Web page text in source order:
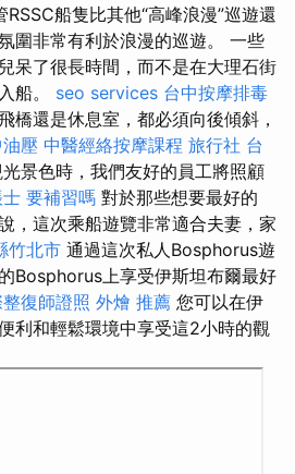
RSSC船隻比其他“高峰浪漫”巡遊還
圍非常有利於浪漫的巡遊。 一些
呆了很長時間，而不是在大理石街
船。 seo services 台中按摩排毒
橋還是休息室，都必須向後傾斜，
壓 中醫經絡按摩課程 旅行社 台
景色時，我們友好的員工將照顧
要補習嗎 對於那些想要最好的
，這次乘船遊覽非常適合夫妻，家
竹北市 通過這次私人Bosphorus遊
Bosphorus上享受伊斯坦布爾最好
復師證照 外燴 推薦 您可以在伊
利和輕鬆環境中享受這2小時的觀